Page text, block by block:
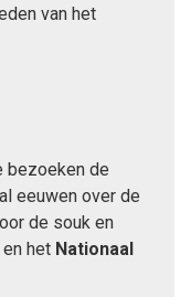
van het
bezoeken de
eeuwen over de
de souk en
het Nationaal